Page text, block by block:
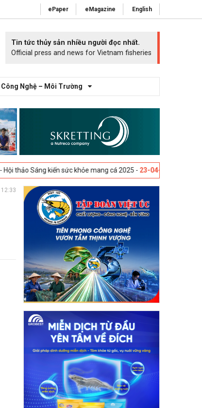
ePaper eMagazine English
Tin tức thủy sản nhiều người đọc nhất.
Official press and news for Vietnam fisheries
Công Nghệ – Môi Trường
sức khỏe mang cá 2025 -23-04-2025 Vigo, Tây Ban Nha -